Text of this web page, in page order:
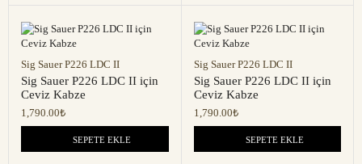
Sig Sauer P226 LDC II
Sig Sauer P226 LDC II için
Ceviz Kabze
1,790.00₺
SEPETE EKLE
Sig Sauer P226 LDC II
Sig Sauer P226 LDC II için
Ceviz Kabze
1,790.00₺
SEPETE EKLE